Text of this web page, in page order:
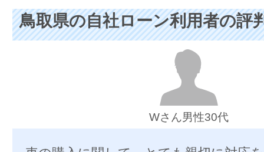
鳥取県の自社ローン利用者の評
Wさん男性30代